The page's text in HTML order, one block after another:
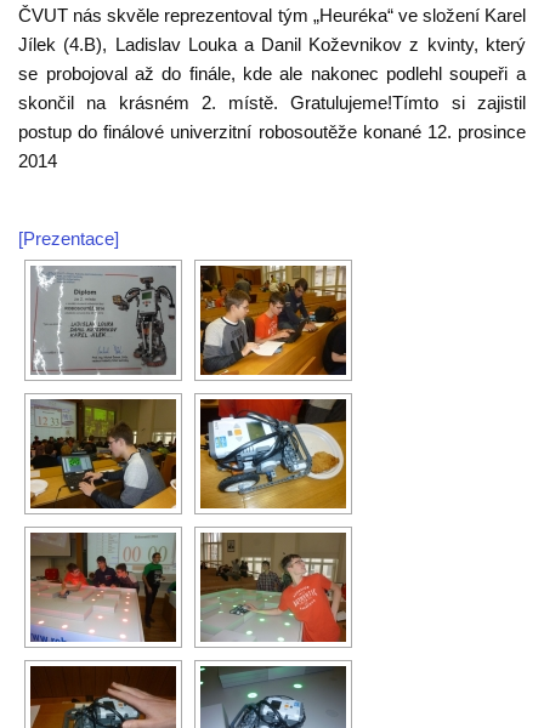
ČVUT nás skvěle reprezentoval tým „Heuréka“ ve složení Karel
Jílek (4.B), Ladislav Louka a Danil Koževnikov z kvinty, který
se probojoval až do finále, kde ale nakonec podlehl soupeři a
skončil na krásném 2. místě. Gratulujeme!Tímto si zajistil
postup do finálové univerzitní robosoutěže konané 12. prosince
2014
[Prezentace]